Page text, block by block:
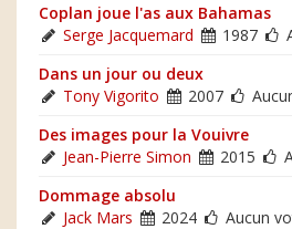
Coplan joue l'as aux Bahamas
Serge Jacquemard
1987
Dans un jour ou deux
Tony Vigorito
2007
Des images pour la Vouivre
Jean-Pierre Simon
2015
Dommage absolu
Jack Mars
2024
Aucun